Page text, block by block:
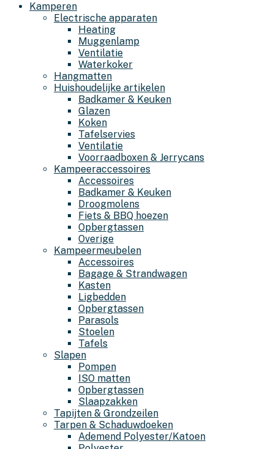
Kamperen
Electrische apparaten
Heating
Muggenlamp
Ventilatie
Waterkoker
Hangmatten
Huishoudelijke artikelen
Badkamer & Keuken
Glazen
Koken
Tafelservies
Ventilatie
Voorraadboxen & Jerrycans
Kampeeraccessoires
Accessoires
Badkamer & Keuken
Droogmolens
Fiets & BBQ hoezen
Opbergtassen
Overige
Kampeermeubelen
Accessoires
Bagage & Strandwagen
Kasten
Ligbedden
Opbergtassen
Parasols
Stoelen
Tafels
Slapen
Pompen
ISO matten
Opbergtassen
Slaapzakken
Tapijten & Grondzeilen
Tarpen & Schaduwdoeken
Ademend Polyester/Katoen